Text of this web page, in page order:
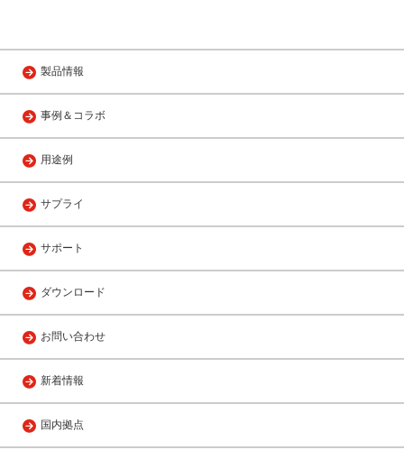
製品情報
事例＆コラボ
用途例
サプライ
サポート
ダウンロード
お問い合わせ
新着情報
国内拠点